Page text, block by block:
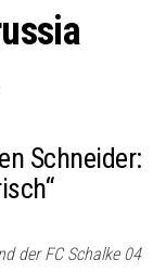
Schneider:
der FC Schalke 04